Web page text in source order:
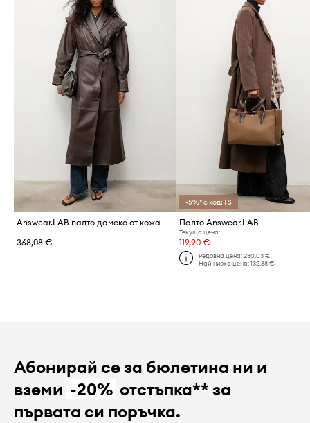
Answear.LAB палто дамско от кожа
368,08 €
-5%* с код: FS
Палто Answear.LAB
Текуща цена:
119,90 €
Редовна цена: 230,03 €
Най-ниска цена: 132,88 €
Абонирай се за бюлетина ни и
вземи -20% отстъпка** за
първата си поръчка.